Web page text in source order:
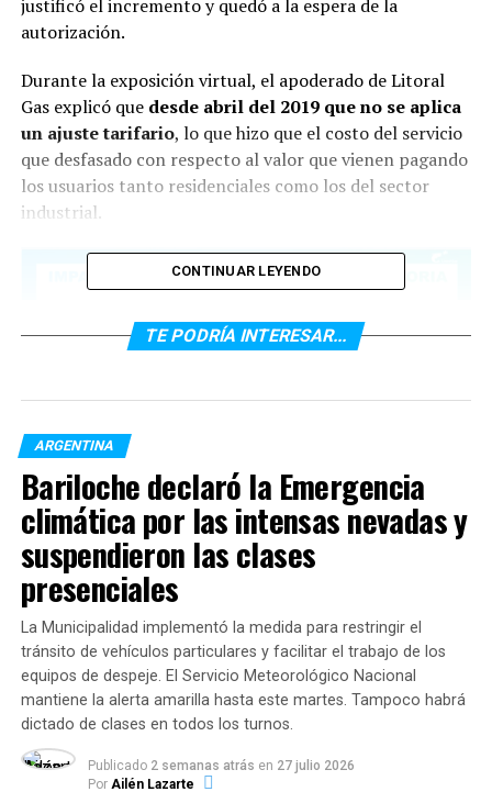
justificó el incremento y quedó a la espera de la
autorización.
Durante la exposición virtual, el apoderado de Litoral
Gas explicó quedesde abril del 2019 que no se aplica
un ajuste tarifario, lo que hizo que el costo del servicio
que desfasado con respecto al valor que vienen pagando
los usuarios tanto residenciales como los del sector
industrial.
El gerente de la empresa, José María González,el
incremento del 12% representará un aumento de
entre 80 y 150 pesos en las facturas del gas del 80
por ciento de los clientes que tienen el servicio en
sus hogares.
En tanto quela suba solicitada para las Pequeñas y
Medianas Empresas (Pymes), ronda el 6%. De
aprobarse el pedido de aumento, el mismo
regir a partir del mes de abril.
CONTINUAR LEYENDO
TE PODRÍA INTERESAR...
ARGENTINA
Bariloche declaró la Emergencia
climática por las intensas nevadas y
suspendieron las clases
presenciales
La Municipalidad implementó la medida para restringir el
tránsito de vehículos particulares y facilitar el trabajo de los
equipos de despeje. El Servicio Meteorológico Nacional
mantiene la alerta amarilla hasta este martes. Tampoco habrá
dictado de clases en todos los turnos.
Publicado 2 semanas atrás en 27 julio 2026
Por Ailén Lazarte